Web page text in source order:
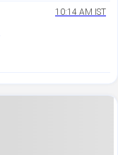
10:14 AM IST